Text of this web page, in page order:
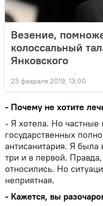
Везение,
колоссальный
Янковского
23 февраля 2019, 13:00
- Почему не хотите
- Я хотела. Но частные
государственных
антисанитария. Я была
три и в первой.
относились. Но
неприятная.
- Кажется, вы